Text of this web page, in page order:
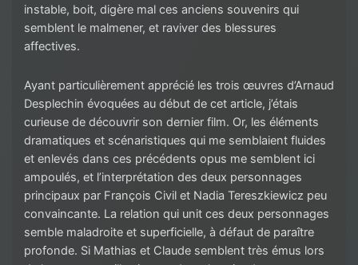
instable, boit, digère mal ces anciens souvenirs qui
semblent le malmener, et raviver des blessures
affectives.
Ayant particulièrement apprécié les trois œuvres d’Arnaud
Desplechin évoquées au début de cet article, j’étais
curieuse de découvrir son dernier film. Or, les éléments
dramatiques et scénaristiques qui me semblaient fluides
et enlevés dans ces précédents opus me semblent ici
ampoulés, et l’interprétation des deux personnages
principaux par François Civil et Nadia Tereszkiewicz peu
convaincante. La relation qui unit ces deux personnages
semble maladroite et superficielle, à défaut de paraître
profonde. Si Mathias et Claude semblent très émus lors